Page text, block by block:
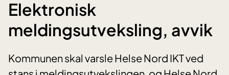
Elektronisk
meldingsutveksling, avvik
Kommunen skal varsle Helse Nord IKT ved